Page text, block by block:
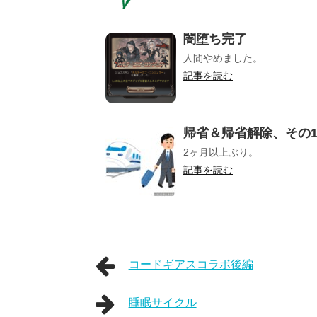
闇堕ち完了
人間やめました。
記事を読む
帰省＆帰省解除、その
2ヶ月以上ぶり。
記事を読む
コードギアスコラボ後編
睡眠サイクル